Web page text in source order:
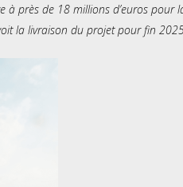
à près de 18 millions d’euros pour
la livraison du projet pour fin